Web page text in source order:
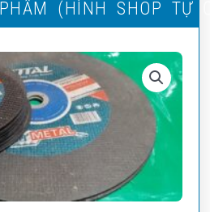
P H ẨM ( H N H S H O P TỰ